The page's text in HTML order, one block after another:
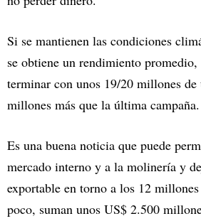
Si se mantienen las condiciones
se obtiene un rendimiento
terminar con unos 19/20 millones de
millones más que la última campaña.
Es una buena noticia que puede
mercado interno y a la molinería y
exportable en torno a los 12
poco, suman unos US$ 2.500